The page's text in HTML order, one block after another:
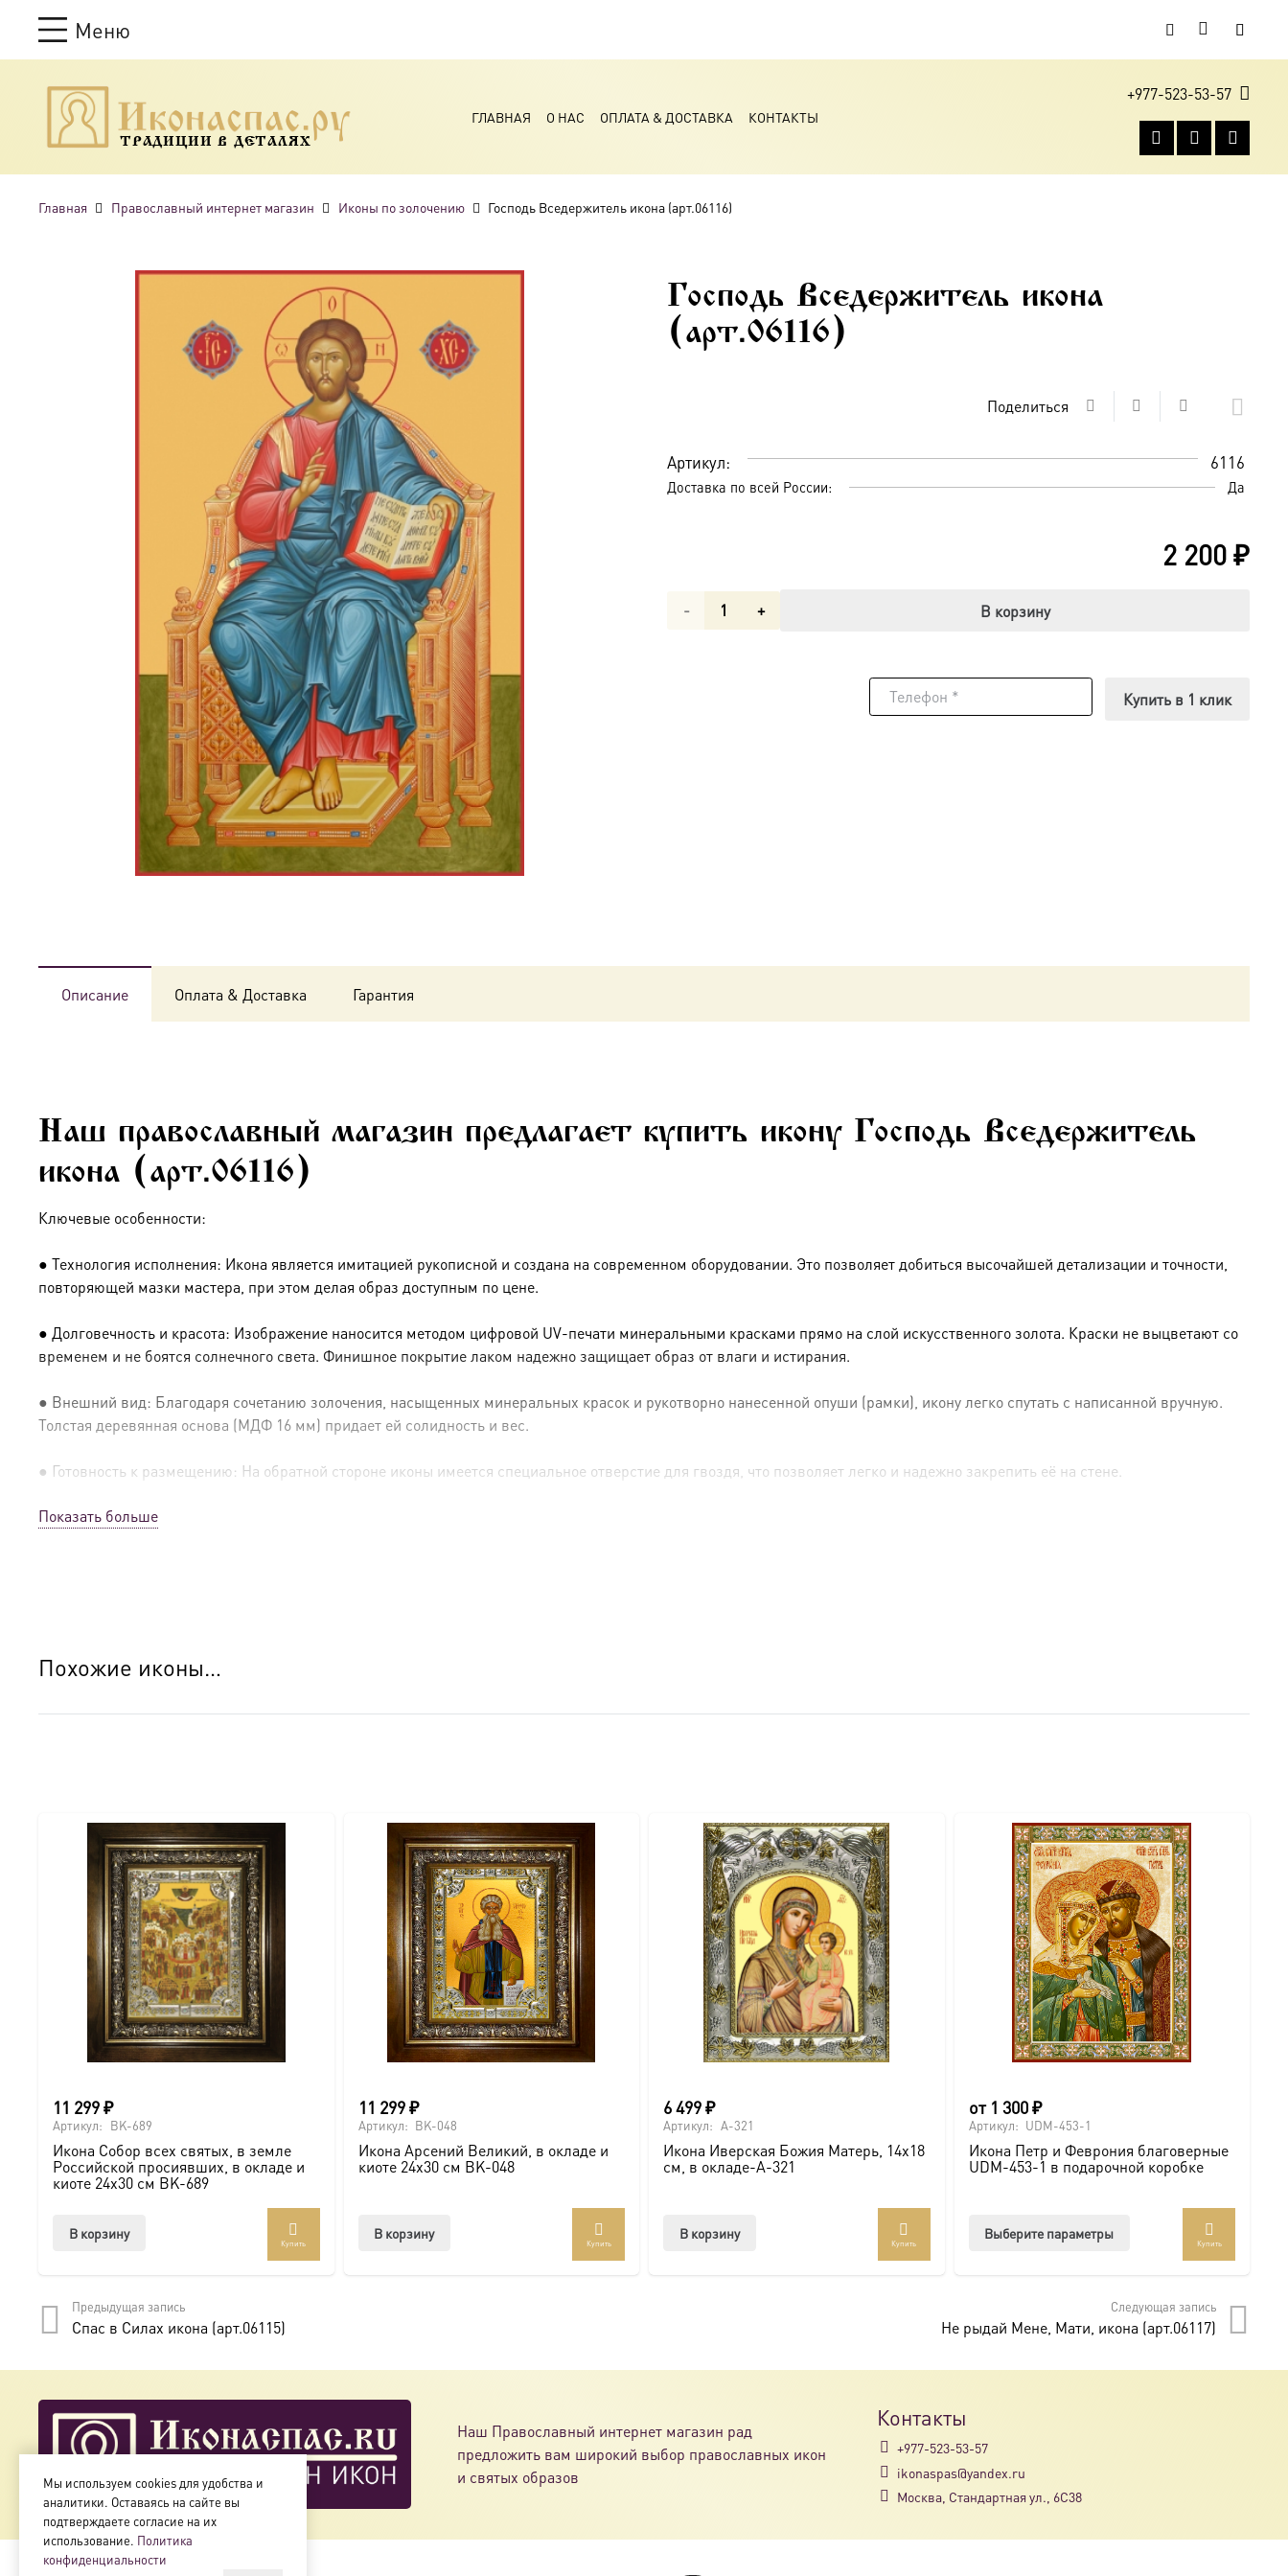
Меню
ТРАДИЦИИ В ДЕТАЛЯХ
ГЛАВНАЯ О НАС ОПЛАТА & ДОСТАВКА КОНТАКТЫ
+977-523-53-57
Главная Православный интернет магазин Иконы по золочению Господь Вседержитель икона (арт.06116)
Господь Вседержитель икона
(арт.06116)
Поделиться
Артикул: 6116
Доставка по всей России: Да
2 200₽
Количество
В корзину
Купить в 1 клик
Описание Оплата & Доставка Гарантия
Наш православный магазин предлагает купить икону Господь Вседержитель
икона (арт.06116)
Ключевые особенности:
● Технология исполнения: Икона является имитацией рукописной и создана на современном оборудовании. Это позволяет добиться высочайшей детализации и точности,
повторяющей мазки мастера, при этом делая образ доступным по цене.
● Долговечность и красота: Изображение наносится методом цифровой UV-печати минеральными красками прямо на слой искусственного золота. Краски не выцветают со
временем и не боятся солнечного света. Финишное покрытие лаком надежно защищает образ от влаги и истирания.
● Внешний вид: Благодаря сочетанию золочения, насыщенных минеральных красок и рукотворно нанесенной опуши (рамки), икону легко спутать с написанной вручную.
Толстая деревянная основа (МДФ 16 мм) придает ей солидность и вес.
● Готовность к размещению: На обратной стороне иконы имеется специальное отверстие для гвоздя, что позволяет легко и надежно закрепить её на стене.
● Освящение: Производство освящено
Эта икона станет прекрасным духовным подарком:
● На день Ангела (именины) — в честь небесного покровителя.
● На Крещение ребенка или взрослого.
● На день рождения как символ защиты и заступничества.
● На венчание или годовщину брака (для парных икон или образов покровителей семьи).
● На новоселье для освящения домашнего очага.
Доставка и заказ:
Мы предлагаем купить икону в Москве с доставкой по России. Также можно заказать икону в окладе и киоте.
Доступна в стандартных размерах или может быть изготовлена под заказ по вашим размерам.
Подписывайтесь на нашу группу ВКонтакте:
Показать больше
Похожие иконы…
11 299₽
Артикул: BK-689
Икона Собор всех святых, в земле
Российской просиявших, в окладе и
киоте 24х30 см BK-689
В корзину
Купить
11 299₽
Артикул: BK-048
Икона Арсений Великий, в окладе и
киоте 24х30 см BK-048
В корзину
Купить
6 499₽
Артикул: A-321
Икона Иверская Божия Матерь, 14х18
см, в окладе-A-321
В корзину
Купить
от 1 300₽
Артикул: UDM-453-1
Икона Петр и Феврония благоверные
UDM-453-1 в подарочной коробке
Выберите параметры
вариаций.
Опции
Купить
Предыдущая запись
Спас в Силах икона (арт.06115)
Следующая запись
Не рыдай Мене, Мати, икона (арт.06117)
Наш Православный интернет магазин рад
предложить вам широкий выбор православных икон
и святых образов
Контакты
+977-523-53-57
ikonaspas@yandex.ru
Москва, Стандартная ул., 6С38
Мы используем cookies для удобства и
аналитики. Оставаясь на сайте вы
подтверждаете согласие на их
использование. Политика
конфиденциальности